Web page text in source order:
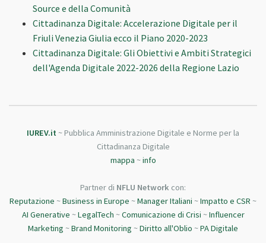
Source e della Comunità
Cittadinanza Digitale: Accelerazione Digitale per il
Friuli Venezia Giulia ecco il Piano 2020-2023
Cittadinanza Digitale: Gli Obiettivi e Ambiti Strategici
dell'Agenda Digitale 2022-2026 della Regione Lazio
IUREV.it ~ Pubblica Amministrazione Digitale e Norme per la
Cittadinanza Digitale
mappa ~info
Partner di NFLU Network con:
Reputazione ~Business in Europe ~Manager Italiani ~Impatto e CSR ~
AI Generative ~LegalTech ~Comunicazione di Crisi ~Influencer
Marketing ~Brand Monitoring ~Diritto all'Oblio ~PA Digitale